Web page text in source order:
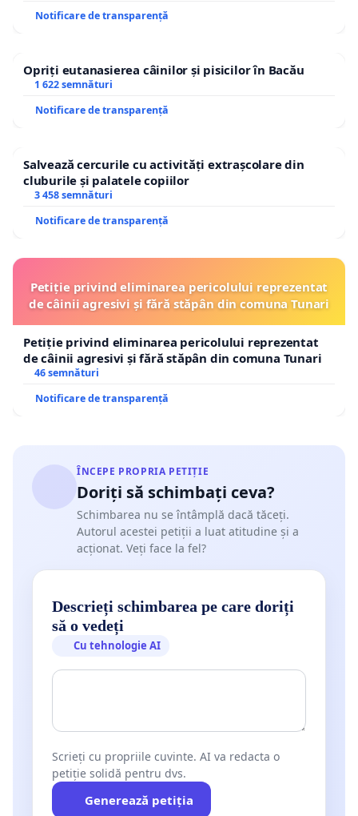
Notificare de transparență
Opriți eutanasierea câinilor și pisicilor în Bacău
1 622 semnături
Notificare de transparență
Salvează cercurile cu activități extrașcolare din
cluburile și palatele copiilor
3 458 semnături
Notificare de transparență
Petiție privind eliminarea pericolului reprezentat
de câinii agresivi și fără stăpân din comuna Tunari
Petiție privind eliminarea pericolului reprezentat
de câinii agresivi și fără stăpân din comuna Tunari
46 semnături
Notificare de transparență
ÎNCEPE PROPRIA PETIȚIE
Doriți să schimbați ceva?
Schimbarea nu se întâmplă dacă tăceți.
Autorul acestei petiții a luat atitudine și a
acționat. Veți face la fel?
Descrieți schimbarea pe care doriți
să o vedeți
Cu tehnologie AI
Scrieți cu propriile cuvinte. AI va redacta o
petiție solidă pentru dvs.
Generează petiția